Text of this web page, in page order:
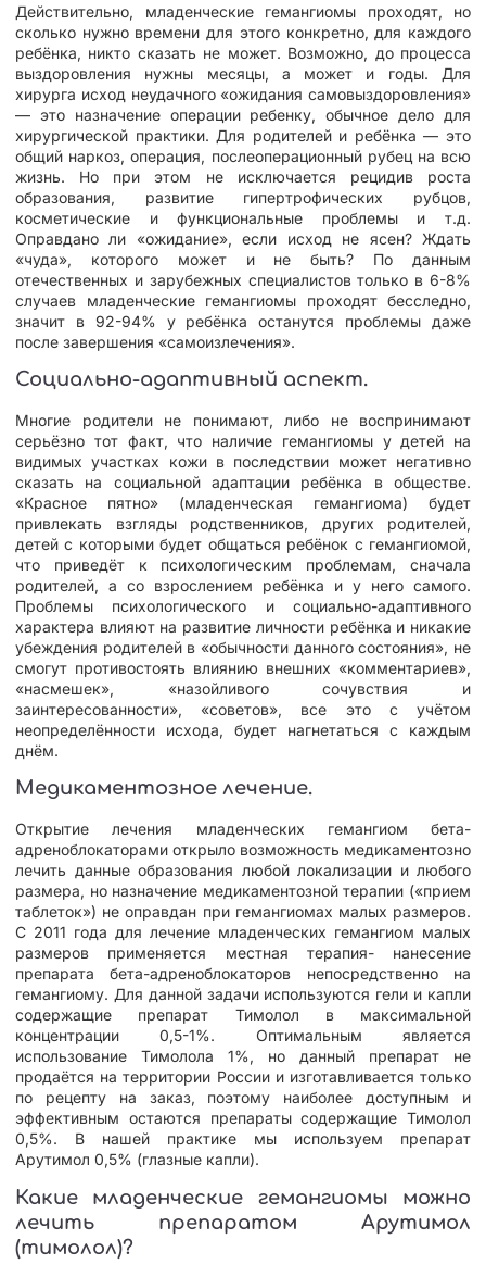
Действительно, младенческие гемангиомы проходят, но
сколько нужно времени для этого конкретно, для каждого
ребёнка, никто сказать не может. Возможно, до процесса
выздоровления нужны месяцы, а может и годы. Для
хирурга исход неудачного «ожидания самовыздоровления»
— это назначение операции ребенку, обычное дело для
хирургической практики. Для родителей и ребёнка — это
общий наркоз, операция, послеоперационный рубец на всю
жизнь. Но при этом не исключается рецидив роста
образования, развитие гипертрофических рубцов,
косметические и функциональные проблемы и т.д.
Оправдано ли «ожидание», если исход не ясен? Ждать
«чуда», которого может и не быть? По данным
отечественных и зарубежных специалистов только в 6-8%
случаев младенческие гемангиомы проходят бесследно,
значит в 92-94% у ребёнка останутся проблемы даже
после завершения «самоизлечения».
Социально-адаптивный аспект.
Многие родители не понимают, либо не воспринимают
серьёзно тот факт, что наличие гемангиомы у детей на
видимых участках кожи в последствии может негативно
сказать на социальной адаптации ребёнка в обществе.
«Красное пятно» (младенческая гемангиома) будет
привлекать взгляды родственников, других родителей,
детей с которыми будет общаться ребёнок с гемангиомой,
что приведёт к психологическим проблемам, сначала
родителей, а со взрослением ребёнка и у него самого.
Проблемы психологического и социально-адаптивного
характера влияют на развитие личности ребёнка и никакие
убеждения родителей в «обычности данного состояния», не
смогут противостоять влиянию внешних «комментариев»,
«насмешек», «назойливого сочувствия и
заинтересованности», «советов», все это с учётом
неопределённости исхода, будет нагнетаться с каждым
днём.
Медикаментозное лечение.
Открытие лечения младенческих гемангиом бета-
адреноблокаторами открыло возможность медикаментозно
лечить данные образования любой локализации и любого
размера, но назначение медикаментозной терапии («прием
таблеток») не оправдан при гемангиомах малых размеров.
С 2011 года для лечение младенческих гемангиом малых
размеров применяется местная терапия- нанесение
препарата бета-адреноблокаторов непосредственно на
гемангиому. Для данной задачи используются гели и капли
содержащие препарат Тимолол в максимальной
концентрации 0,5-1%. Оптимальным является
использование Тимолола 1%, но данный препарат не
продаётся на территории России и изготавливается только
по рецепту на заказ, поэтому наиболее доступным и
эффективным остаются препараты содержащие Тимолол
0,5%. В нашей практике мы используем препарат
Арутимол 0,5% (глазные капли).
Какие младенческие гемангиомы можно
лечить препаратом Арутимол
(тимолол)?